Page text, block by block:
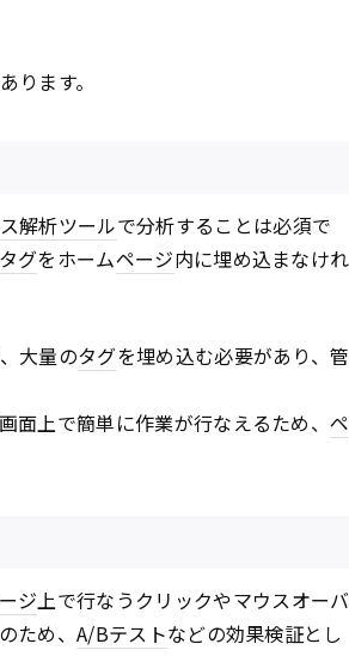
ります。
解析ツールで分析することは必須で
タグをホームページ内に埋め込まなけれ
大量のタグを埋め込む必要があり、管
面上で簡単に作業が行なえるため、ペ
ジ上で行なうクリックやマウスオーバ
ため、 A/Bテストなどの効果検証とし